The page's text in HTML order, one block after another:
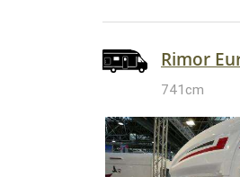
Rimor
741cm